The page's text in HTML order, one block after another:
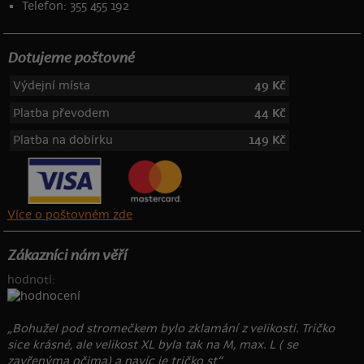
Telefon: 355 455 192
Dotujeme poštovné
Výdejní místa
49 Kč
Platba převodem
44 Kč
Platba na dobírku
149 Kč
Více o poštovném zde
Zákazníci nám věří
hodnotí:
„Bohužel pod stromečkem bylo zklamání z velikosti. Tričko
sice krásné, ale velikost XL byla tak na M, max. L ( se